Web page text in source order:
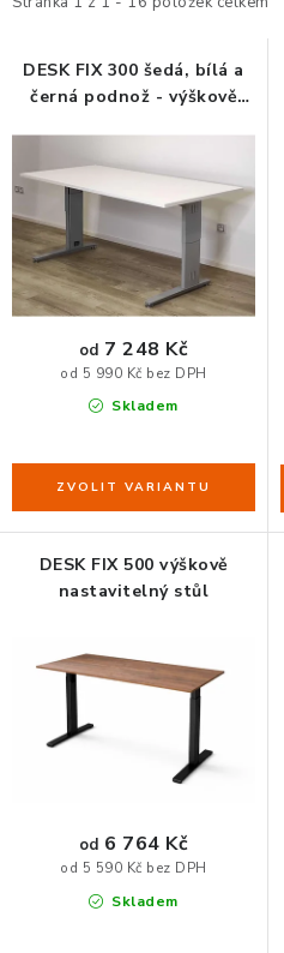
OBLÍBENÉ KATEGORIE
PODSEDÁKY NA ŽIDLE
ZDRAVOTNICKÉ POMŮCKY
PODSTAVCE POD MONITOR
ERGONOMICKÉ MYŠI
ERGONOMICKÉ PRODUKTY
PODLOŽKY POD NOHY
PODLOŽKY POD MYŠ A
VÝSUVY A DRŽÁKY NA
i
p
o
d
u
k
t
ů
e
r
o
d
u
k
t
DESK FIX 300 šedá, bílá a
černá podnož - výškově
Skladem
od 5 990 Kč bez DPH
od 7 248 Kč
DESK FIX 500 výškově
nastavitelný stůl
Skladem
od 5 590 Kč bez DPH
od 6 764 Kč